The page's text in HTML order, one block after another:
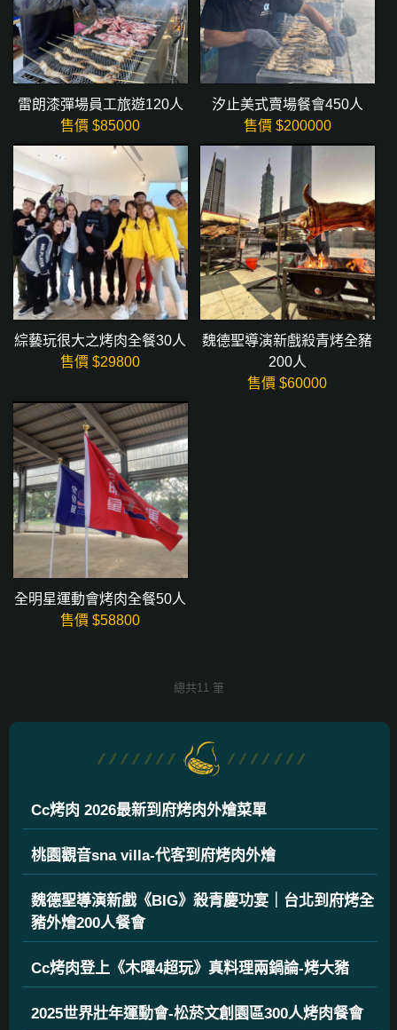
雷朗漆彈場員工旅遊120人
售價 $85000
汐止美式賣場餐會450人
售價 $200000
綜藝玩很大之烤肉全餐30人
售價 $29800
魏德聖導演新戲殺青烤全豬
200人
售價 $60000
全明星運動會烤肉全餐50人
售價 $58800
總共11 筆
Cc烤肉 2026最新到府烤肉外燴菜單
桃園觀音sna villa-代客到府烤肉外燴
魏德聖導演新戲《BIG》殺青慶功宴｜台北到府烤全
豬外燴200人餐會
Cc烤肉登上《木曜4超玩》真料理兩鍋論-烤大豬
2025世界壯年運動會-松菸文創園區300人烤肉餐會